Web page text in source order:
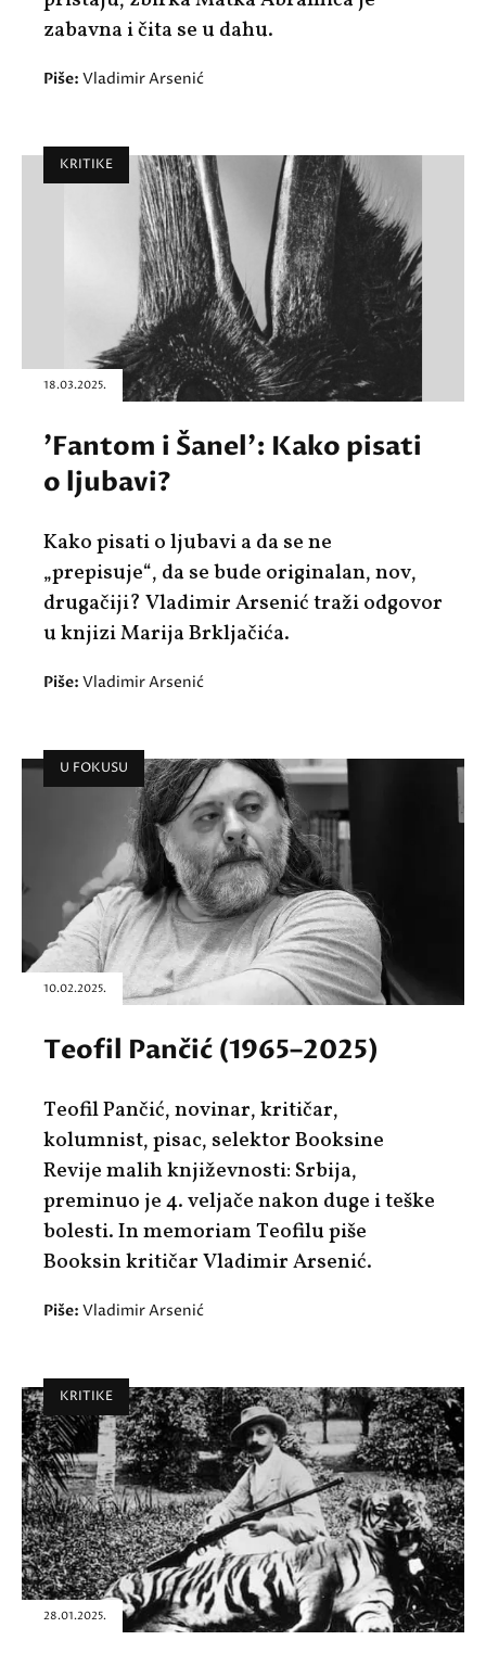
zabavna i čita se u dahu.
Piše: Vladimir Arsenić
KRITIKE
18.03.2025.
'Fantom i Šanel': Kako pisati
o ljubavi?
Kako pisati o ljubavi a da se ne
„prepisuje“, da se bude originalan, nov,
drugačiji? Vladimir Arsenić traži odgovor
u knjizi Marija Brkljačića.
Piše: Vladimir Arsenić
U FOKUSU
10.02.2025.
Teofil Pančić (1965–2025)
Teofil Pančić, novinar, kritičar,
kolumnist, pisac, selektor Booksine
Revije malih književnosti: Srbija,
preminuo je 4. veljače nakon duge i teške
bolesti. In memoriam Teofilu piše
Booksin kritičar Vladimir Arsenić.
Piše: Vladimir Arsenić
KRITIKE
28.01.2025.